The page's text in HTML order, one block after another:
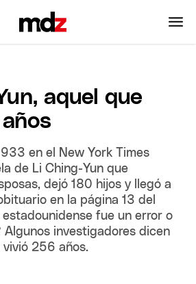
aquel que
en el New York Times
de Li Ching-Yun que
dejó 180 hijos y llegó a
en la página 13 del
fue un error o
Algunos investigadores dicen
256 años.